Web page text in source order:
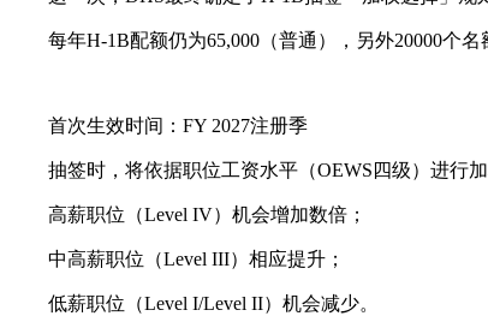
每年H-1B配额仍为65,000（普通），另外20000个名
首次生效时间：FY 2027注册季
抽签时，将依据职位工资水平（OEWS四级）进行加
高薪职位（Level IV）机会增加数倍；
中高薪职位（Level III）相应提升；
低薪职位（Level I/Level II）机会减少。